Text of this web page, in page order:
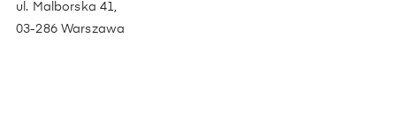
ul. Malborska 41,
03-286 Warszawa